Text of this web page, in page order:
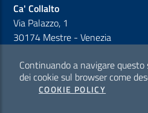
Ca' Collalto
Via Palazzo, 1
30174 Mestre - Venezia
Sezione Link Policy
Cookie policy
Continuando a navigare
dei cookie sul browser come
COOKIE POLICY